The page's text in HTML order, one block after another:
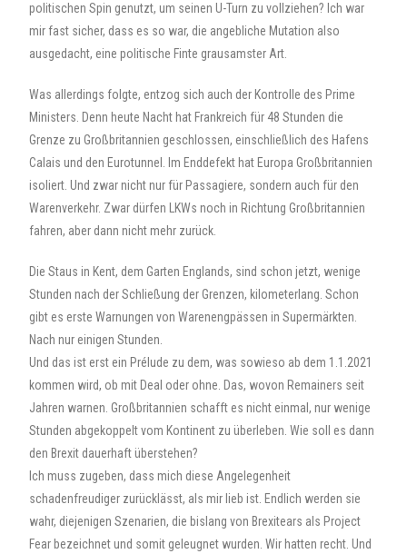
politischen Spin genutzt, um seinen U-Turn zu vollziehen? Ich war
mir fast sicher, dass es so war, die angebliche Mutation also
ausgedacht, eine politische Finte grausamster Art.
Was allerdings folgte, entzog sich auch der Kontrolle des Prime
Ministers. Denn heute Nacht hat Frankreich für 48 Stunden die
Grenze zu Großbritannien geschlossen, einschließlich des Hafens
Calais und den Eurotunnel. Im Enddefekt hat Europa Großbritannien
isoliert. Und zwar nicht nur für Passagiere, sondern auch für den
Warenverkehr. Zwar dürfen LKWs noch in Richtung Großbritannien
fahren, aber dann nicht mehr zurück.
Die Staus in Kent, dem Garten Englands, sind schon jetzt, wenige
Stunden nach der Schließung der Grenzen, kilometerlang. Schon
gibt es erste Warnungen von Warenengpässen in Supermärkten.
Nach nur einigen Stunden.
Und das ist erst ein Prélude zu dem, was sowieso ab dem 1.1.2021
kommen wird, ob mit Deal oder ohne. Das, wovon Remainers seit
Jahren warnen. Großbritannien schafft es nicht einmal, nur wenige
Stunden abgekoppelt vom Kontinent zu überleben. Wie soll es dann
den Brexit dauerhaft überstehen?
Ich muss zugeben, dass mich diese Angelegenheit
schadenfreudiger zurücklässt, als mir lieb ist. Endlich werden sie
wahr, diejenigen Szenarien, die bislang von Brexitears als Project
Fear bezeichnet und somit geleugnet wurden. Wir hatten recht. Und